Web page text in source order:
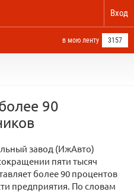
Вход
в мою ленту 3157
90
завод (ИжАвто)
пяти тысяч
более 90 процентов
предприятия. По словам